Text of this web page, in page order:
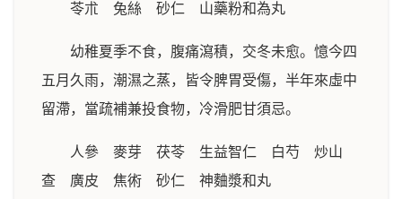
苓朮 兔絲 砂仁 山藥粉和為丸
幼稚夏季不食，腹痛瀉積，交冬未愈。憶今四
五月久雨，潮濕之蒸，皆令脾胃受傷，半年來虛中
留滯，當疏補兼投食物，冷滑肥甘須忌。
人參 麥芽 茯苓 生益智仁 白芍 炒山
查 廣皮 焦術 砂仁 神麯漿和丸